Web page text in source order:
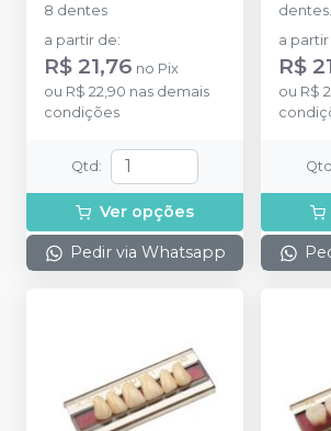
8 dentes
a partir de:
R$ 21,76 no Pix
ou R$ 22,90 nas demais
condições
Qtd :
Ver opções
Pedir via Whatsapp
dentes..
a
R$
ou R$
Qtd